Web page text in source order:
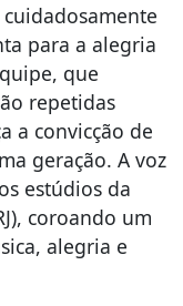
para a alegria
que
repetidas
a convicção de
geração. A voz
estúdios da
coroando um
alegria e